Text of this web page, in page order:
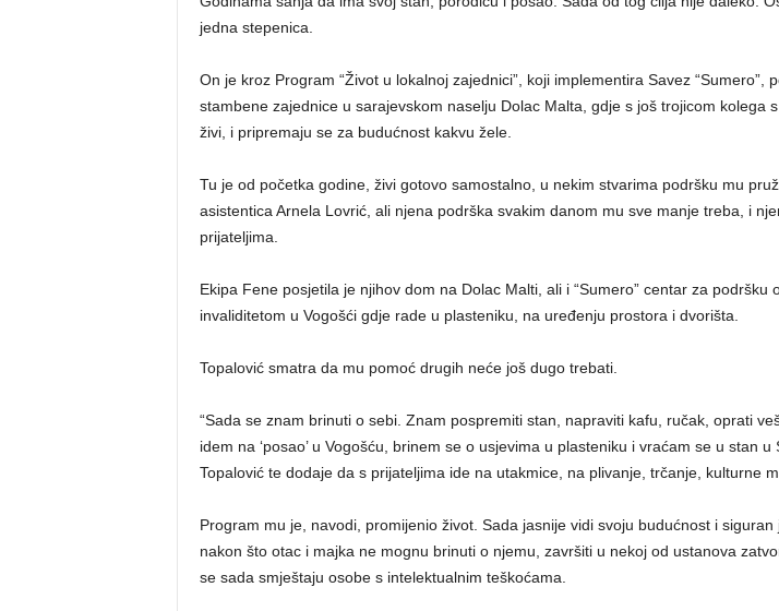
jedna stepenica.
On je kroz Program “Život u lokalnoj zajednici”, koji implementira Savez “Sumero”,
stambene zajednice u sarajevskom naselju Dolac Malta, gdje s još trojicom kolega
živi, i pripremaju se za budućnost kakvu žele.
Tu je od početka godine, živi gotovo samostalno, u nekim stvarima podršku mu
asistentica Arnela Lovrić, ali njena podrška svakim danom mu sve manje treba, i
prijateljima.
Ekipa Fene posjetila je njihov dom na Dolac Malti, ali i “Sumero” centar za podršku
invaliditetom u Vogošći gdje rade u plasteniku, na uređenju prostora i dvorišta.
Topalović smatra da mu pomoć drugih neće još dugo trebati.
“Sada se znam brinuti o sebi. Znam pospremiti stan, napraviti kafu, ručak, oprati
idem na ‘posao’ u Vogošću, brinem se o usjevima u plasteniku i vraćam se u stan u
Topalović te dodaje da s prijateljima ide na utakmice, na plivanje, trčanje, kulturne
Program mu je, navodi, promijenio život. Sada jasnije vidi svoju budućnost i siguran
nakon što otac i majka ne mognu brinuti o njemu, završiti u nekoj od ustanova
se sada smještaju osobe s intelektualnim teškoćama.